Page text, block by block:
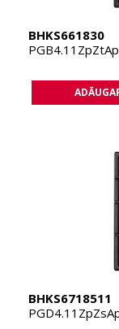
BHKS661830
BHKS6718511